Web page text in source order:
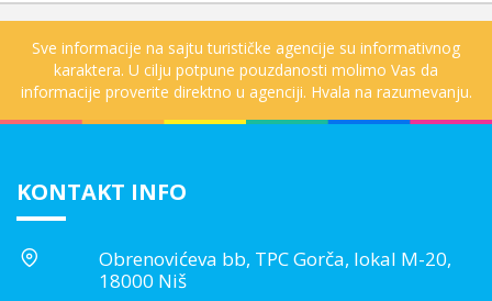
Sve informacije na sajtu turističke agencije su informativnog
karaktera. U cilju potpune pouzdanosti molimo Vas da
informacije proverite direktno u agenciji. Hvala na razumevanju.
KONTAKT INFO
Obrenovićeva bb, TPC Gorča, lokal M-20,
18000 Niš